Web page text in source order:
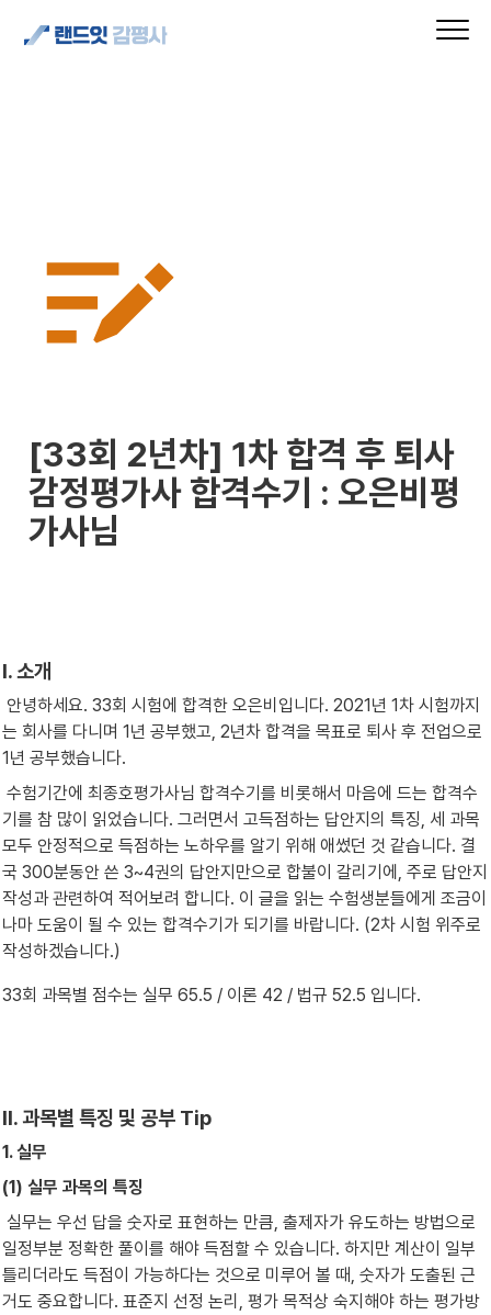
[33회 2년차] 1차 합격 후 퇴사
감정평가사 합격수기 : 오은비평
가사님
I. 소개
는 회사를 다니며 1년 공부했고, 2년차 합격을 목표로 퇴사 후 전업으로
1년 공부했습니다.
기를 참 많이 읽었습니다. 그러면서 고득점하는 답안지의 특징, 세 과목
모두 안정적으로 득점하는 노하우를 알기 위해 애썼던 것 같습니다. 결
국 300분동안 쓴 3~4권의 답안지만으로 합불이 갈리기에, 주로 답안지
작성과 관련하여 적어보려 합니다. 이 글을 읽는 수험생분들에게 조금이
나마 도움이 될 수 있는 합격수기가 되기를 바랍니다. (2차 시험 위주로
작성하겠습니다.)
33회 과목별 점수는 실무 65.5 / 이론 42 / 법규 52.5 입니다.
II. 과목별 특징 및 공부 Tip
1. 실무
(1) 실무 과목의 특징
일정부분 정확한 풀이를 해야 득점할 수 있습니다. 하지만 계산이 일부
틀리더라도 득점이 가능하다는 것으로 미루어 볼 때, 숫자가 도출된 근
거도 중요합니다. 표준지 선정 논리, 평가 목적상 숙지해야 하는 평가방